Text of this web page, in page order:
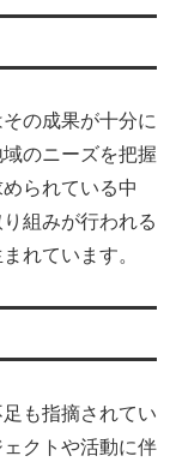
の成果が十分に
のニーズを把握
られている中
組みが行われる
れています。
も指摘されてい
クトや活動に伴